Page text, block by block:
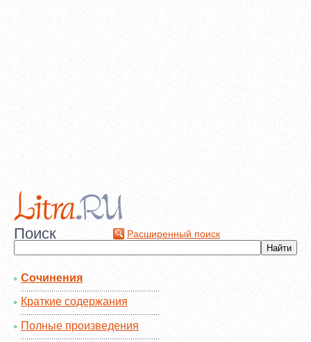
Поиск Расширенный поиск
Сочинения
Краткие содержания
Полные произведения